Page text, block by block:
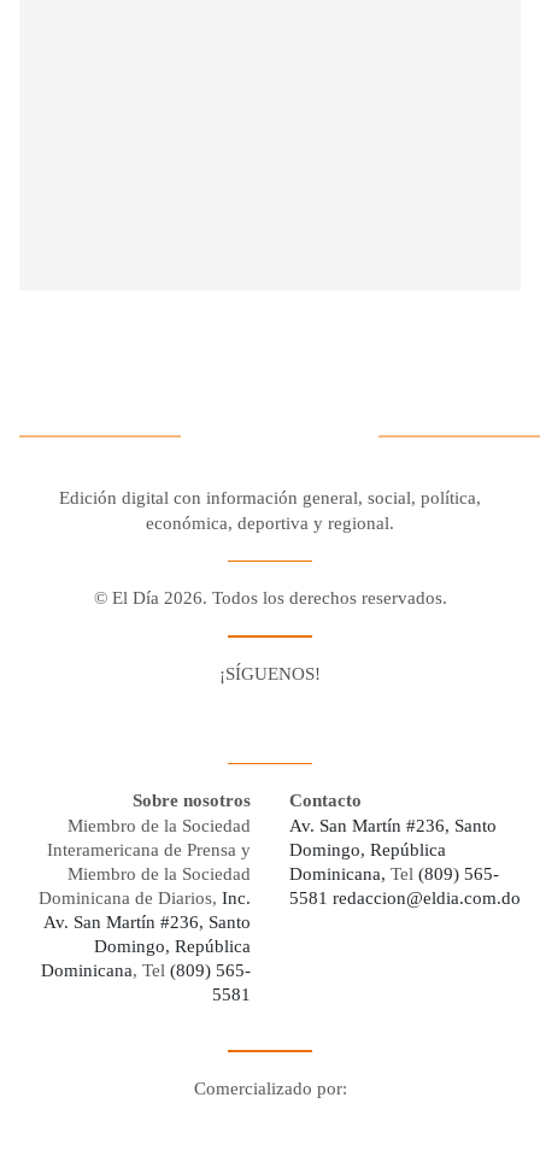
Edición digital con información general, social, política,
económica, deportiva y regional.
© El Día 2026. Todos los derechos reservados.
¡SÍGUENOS!
Sobre nosotros
Miembro de la Sociedad
Interamericana de Prensa y
Miembro de la Sociedad
Dominicana de Diarios, Inc.
Av. San Martín #236, Santo
Domingo, República
Dominicana, Tel (809) 565-
5581
Contacto
Av. San Martín #236, Santo
Domingo, República
Dominicana, Tel (809) 565-
5581 redaccion@eldia.com.do
Comercializado por: